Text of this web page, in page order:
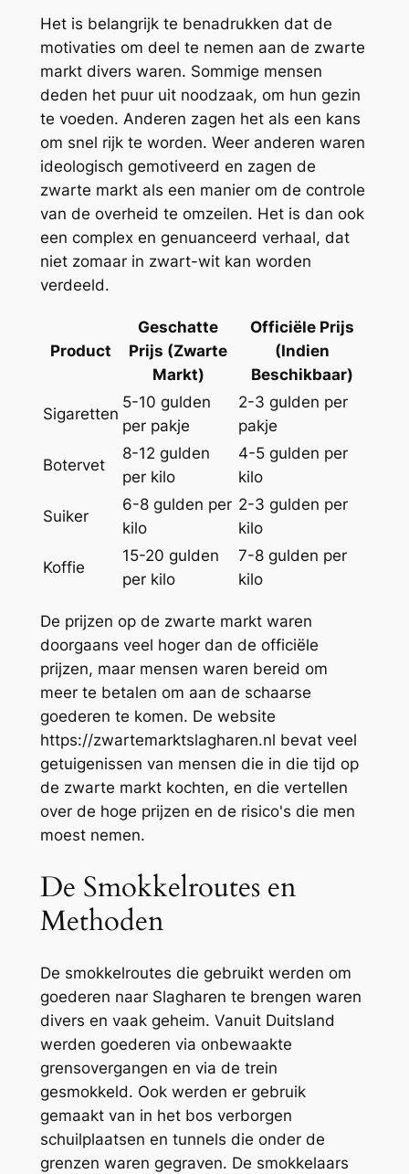
Het is belangrijk te benadrukken dat de
motivaties om deel te nemen aan de zwarte
markt divers waren. Sommige mensen
deden het puur uit noodzaak, om hun gezin
te voeden. Anderen zagen het als een kans
om snel rijk te worden. Weer anderen waren
ideologisch gemotiveerd en zagen de
zwarte markt als een manier om de controle
van de overheid te omzeilen. Het is dan ook
een complex en genuanceerd verhaal, dat
niet zomaar in zwart-wit kan worden
verdeeld.
Product
Geschatte
Prijs (Zwarte
Markt)
Officiële Prijs
(Indien
Beschikbaar)
Sigaretten
5-10 gulden
per pakje
2-3 gulden per
pakje
Botervet
8-12 gulden
per kilo
4-5 gulden per
kilo
Suiker
6-8 gulden per
kilo
2-3 gulden per
kilo
Koffie
15-20 gulden
per kilo
7-8 gulden per
kilo
De prijzen op de zwarte markt waren
doorgaans veel hoger dan de officiële
prijzen, maar mensen waren bereid om
meer te betalen om aan de schaarse
goederen te komen. De website
https://zwartemarktslagharen.nl bevat veel
getuigenissen van mensen die in die tijd op
de zwarte markt kochten, en die vertellen
over de hoge prijzen en de risico's die men
moest nemen.
De Smokkelroutes en
Methoden
De smokkelroutes die gebruikt werden om
goederen naar Slagharen te brengen waren
divers en vaak geheim. Vanuit Duitsland
werden goederen via onbewaakte
grensovergangen en via de trein
gesmokkeld. Ook werden er gebruik
gemaakt van in het bos verborgen
schuilplaatsen en tunnels die onder de
grenzen waren gegraven. De smokkelaars